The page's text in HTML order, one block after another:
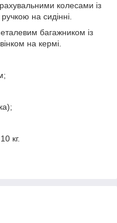
колесами із
на сидінні.
багажником із
на кермі.
кг.